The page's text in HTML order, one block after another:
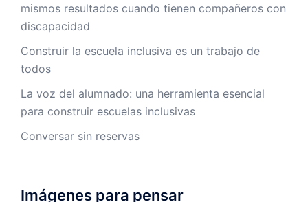
mismos resultados cuando tienen compañeros con
discapacidad
Construir la escuela inclusiva es un trabajo de
todos
La voz del alumnado: una herramienta esencial
para construir escuelas inclusivas
Conversar sin reservas
Imágenes para pensar